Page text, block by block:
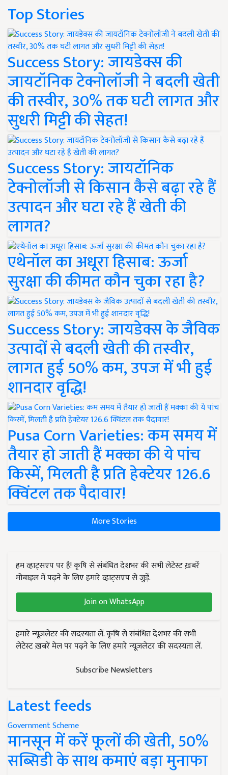
Top Stories
Success Story: जायडेक्स की
जायटॉनिक टेक्नोलॉजी ने बदली खेती
की तस्वीर, 30% तक घटी लागत और
सुधरी मिट्टी की सेहत!
Success Story: जायटॉनिक
टेक्नोलॉजी से किसान कैसे बढ़ा रहे हैं
उत्पादन और घटा रहे हैं खेती की
लागत?
एथेनॉल का अधूरा हिसाब: ऊर्जा
सुरक्षा की कीमत कौन चुका रहा है?
Success Story: जायडेक्स के जैविक
उत्पादों से बदली खेती की तस्वीर,
लागत हुई 50% कम, उपज में भी हुई
शानदार वृद्धि!
Pusa Corn Varieties: कम समय में
तैयार हो जाती हैं मक्का की ये पांच
किस्में, मिलती है प्रति हेक्टेयर 126.6
क्विंटल तक पैदावार!
More Stories
हम व्हाट्सएप पर हैं! कृषि से संबंधित देशभर की सभी लेटेस्ट ख़बरें
मोबाइल में पढ़ने के लिए हमारे व्हाट्सएप से जुड़ें.
Join on WhatsApp
हमारे न्यूज़लेटर की सदस्यता लें. कृषि से संबंधित देशभर की सभी
लेटेस्ट ख़बरें मेल पर पढ़ने के लिए हमारे न्यूज़लेटर की सदस्यता लें.
Subscribe Newsletters
Latest feeds
Government Scheme
मानसून में करें फूलों की खेती, 50%
सब्सिडी के साथ कमाएं बड़ा मुनाफा